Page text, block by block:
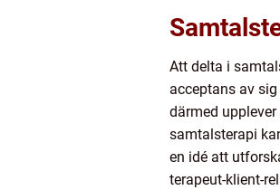
Att delta i
acceptans av
därmed
samtalsterapi
en idé att
terapeut-klient-